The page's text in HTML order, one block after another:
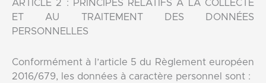
ARTICLE 2 : PRINCIPES RELATIFS À LA COLLECTE
ET AU TRAITEMENT DES DONNÉES
PERSONNELLES
Conformément à l’article 5 du Règlement européen
2016/679, les données à caractère personnel sont :